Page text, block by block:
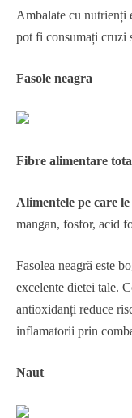
Ambalate cu nutrienți
pot fi consumați cruzi
Fasole neagra
Fibre alimentare
Alimentele pe care
mangan, fosfor, acid
Fasolea neagră este
excelente dietei tale.
antioxidanți reduce
inflamatorii prin
Naut